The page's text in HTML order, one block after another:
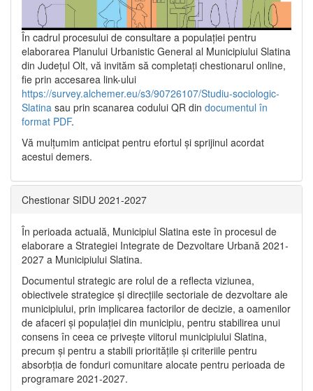
În cadrul procesului de consultare a populaţiei pentru
elaborarea Planului Urbanistic General al Municipiului Slatina
din Județul Olt, vă invităm să completați chestionarul online,
fie prin accesarea link-ului
https://survey.alchemer.eu/s3/90726107/Studiu-sociologic-
Slatina sau prin scanarea codului QR din documentul în
format PDF.
Vă mulţumim anticipat pentru efortul şi sprijinul acordat
acestui demers.
Chestionar SIDU 2021-2027
În perioada actuală, Municipiul Slatina este în procesul de
elaborare a Strategiei Integrate de Dezvoltare Urbană 2021‐
2027 a Municipiului Slatina.
Documentul strategic are rolul de a reflecta viziunea,
obiectivele strategice și direcțiile sectoriale de dezvoltare ale
municipiului, prin implicarea factorilor de decizie, a oamenilor
de afaceri și populației din municipiu, pentru stabilirea unui
consens în ceea ce privește viitorul municipiului Slatina,
precum și pentru a stabili prioritățile și criteriile pentru
absorbția de fonduri comunitare alocate pentru perioada de
programare 2021-2027.